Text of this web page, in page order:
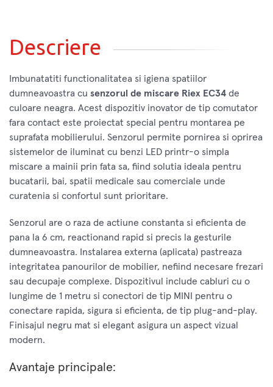
Descriere
Imbunatatiti functionalitatea si igiena spatiilor
dumneavoastra cu senzorul de miscare Riex EC34 de
culoare neagra. Acest dispozitiv inovator de tip comutator
fara contact este proiectat special pentru montarea pe
suprafata mobilierului. Senzorul permite pornirea si oprirea
sistemelor de iluminat cu benzi LED printr-o simpla
miscare a mainii prin fata sa, fiind solutia ideala pentru
bucatarii, bai, spatii medicale sau comerciale unde
curatenia si confortul sunt prioritare.
Senzorul are o raza de actiune constanta si eficienta de
pana la 6 cm, reactionand rapid si precis la gesturile
dumneavoastra. Instalarea externa (aplicata) pastreaza
integritatea panourilor de mobilier, nefiind necesare frezari
sau decupaje complexe. Dispozitivul include cabluri cu o
lungime de 1 metru si conectori de tip MINI pentru o
conectare rapida, sigura si eficienta, de tip plug-and-play.
Finisajul negru mat si elegant asigura un aspect vizual
modern.
Avantaje principale: